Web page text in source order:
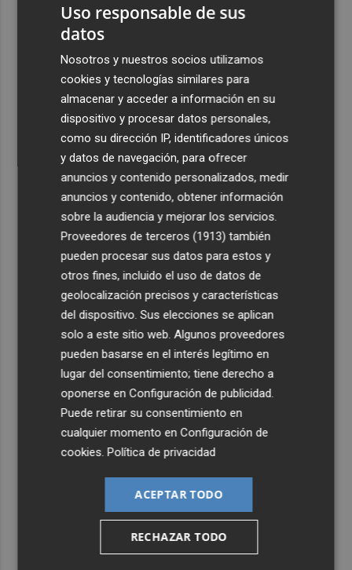
Últimas Noticias
Uso responsable de sus
datos
Nosotros y nuestros socios utilizamos
cookies y tecnologías similares para
almacenar y acceder a información en su
dispositivo y procesar datos personales,
como su dirección IP, identificadores únicos
y datos de navegación, para ofrecer
anuncios y contenido personalizados, medir
anuncios y contenido, obtener información
sobre la audiencia y mejorar los servicios.
Proveedores de terceros (1913) también
pueden procesar sus datos para estos y
otros fines, incluido el uso de datos de
geolocalización precisos y características
del dispositivo. Sus elecciones se aplican
solo a este sitio web. Algunos proveedores
pueden basarse en el interés legítimo en
lugar del consentimiento; tiene derecho a
oponerse enConfiguración de publicidad.
Puede retirar su consentimiento en
cualquier momento enConfiguración de
cookies.Política de privacidad
ACEPTAR TODO
RECHAZAR TODO